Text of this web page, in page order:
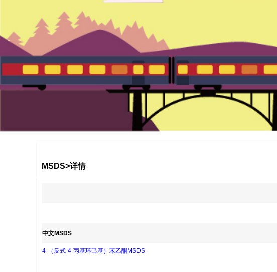
MSDS>详情
中文MSDS
4-（反式-4-丙基环己基）苯乙酮MSDS